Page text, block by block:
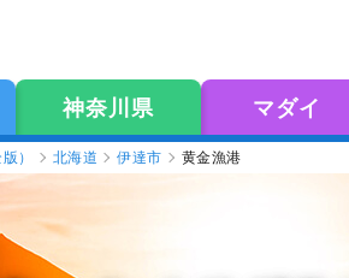
神奈川県 マダイ
） 北海道 伊達市 黄金漁港